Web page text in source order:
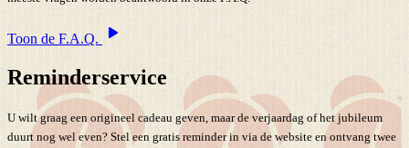
Toon de F.A.Q.
Reminderservice
U wilt graag een origineel cadeau geven, maar de verjaardag of het jubileum
duurt nog wel even? Stel een gratis reminder in via de website en ontvang twee